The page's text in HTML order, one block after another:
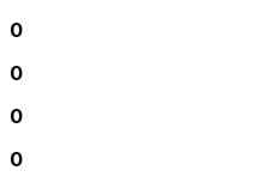
0
0
0
0